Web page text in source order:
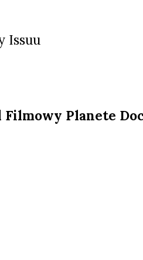
Issuu
Filmowy Planete